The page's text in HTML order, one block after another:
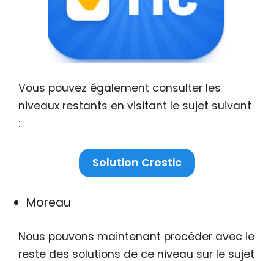
Vous pouvez également consulter les
niveaux restants en visitant le sujet suivant
:
Solution Crostic
Moreau
Nous pouvons maintenant procéder avec le
reste des solutions de ce niveau sur le sujet